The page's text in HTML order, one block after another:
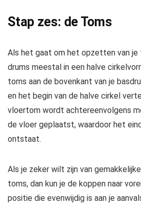
Stap zes: de Toms
Als het gaat om het opzetten van je
drums meestal in een halve
toms aan de bovenkant van je
en het begin van de halve cirkel
vloertom wordt achtereenvolgens
de vloer geplaatst, waardoor het
ontstaat.
Als je zeker wilt zijn van
toms, dan kun je de koppen naar
positie die evenwijdig is aan je